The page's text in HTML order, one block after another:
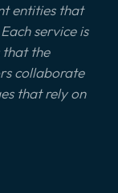
entities that
service is
that the
collaborate
that rely on